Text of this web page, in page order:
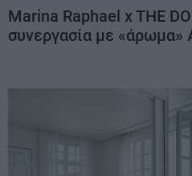
Marina Raphael x THE
συνεργασία με «άρωμα»